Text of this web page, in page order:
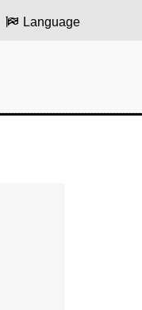
Language